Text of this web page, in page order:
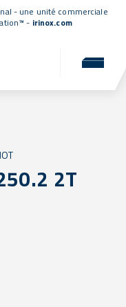
- une unité commerciale
- irinox.com
2T